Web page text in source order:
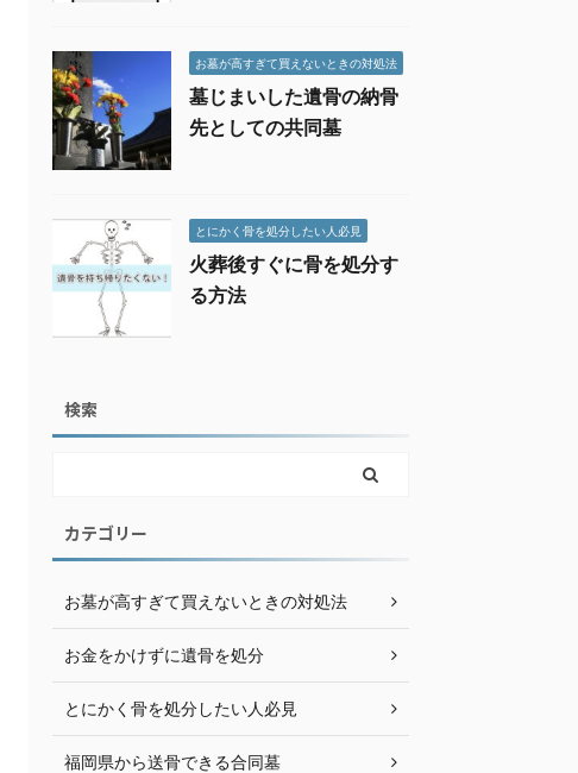
お墓が高すぎて買えないときの対処法
墓じまいした遺骨の納骨
先としての共同墓
とにかく骨を処分したい人必見
火葬後すぐに骨を処分す
る方法
検索
カテゴリー
お墓が高すぎて買えないときの対処法
お金をかけずに遺骨を処分
とにかく骨を処分したい人必見
福岡県から送骨できる合同墓